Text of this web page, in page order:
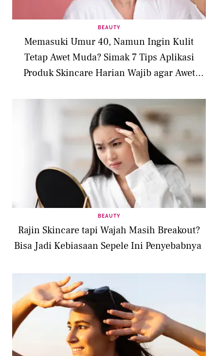
BEAUTY
Memasuki Umur 40, Namun Ingin Kulit
Tetap Awet Muda? Simak 7 Tips Aplikasi
Produk Skincare Harian Wajib agar Awet
BEAUTY
Rajin Skincare tapi Wajah Masih Breakout?
Bisa Jadi Kebiasaan Sepele Ini Penyebabnya